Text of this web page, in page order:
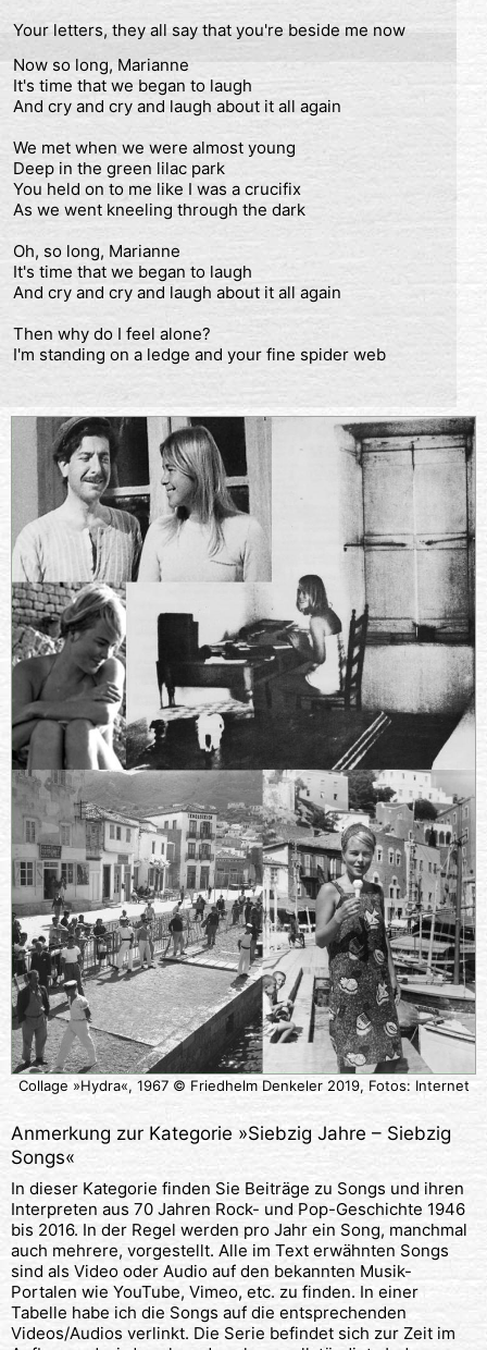
Your letters, they all say that you're beside me now
Now so long, Marianne
It's time that we began to laugh
And cry and cry and laugh about it all again
We met when we were almost young
Deep in the green lilac park
You held on to me like I was a crucifix
As we went kneeling through the dark
Oh, so long, Marianne
It's time that we began to laugh
And cry and cry and laugh about it all again
Then why do I feel alone?
I'm standing on a ledge and your fine spider web
Collage »Hydra«, 1967 © Friedhelm Denkeler 2019, Fotos: Internet
Anmerkung zur Kategorie »Siebzig Jahre – Siebzig
Songs«
In dieser Kategorie finden Sie Beiträge zu Songs und ihren
Interpreten aus 70 Jahren Rock- und Pop-Geschichte 1946
bis 2016. In der Regel werden pro Jahr ein Song, manchmal
auch mehrere, vorgestellt. Alle im Text erwähnten Songs
sind als Video oder Audio auf den bekannten Musik-
Portalen wie YouTube, Vimeo, etc. zu finden. In einer
Tabelle habe ich die Songs auf die entsprechenden
Videos/Audios verlinkt. Die Serie befindet sich zur Zeit im